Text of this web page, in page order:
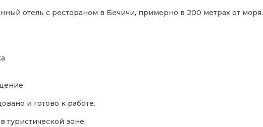
отель с рестораном в Бечичи, примерно в 200 метрах от моря.
и готово к работе.
туристической зоне.